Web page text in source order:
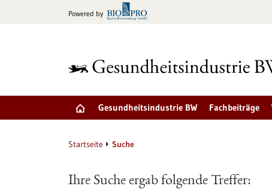
Powered by
Gesundheitsindustrie BW Fachbeiträge
Startseite Suche
Ihre Suche ergab folgende Treffer: